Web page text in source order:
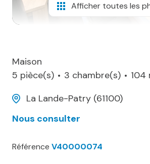
Afficher toutes les
Maison
5 pièce(s)
3 chambre(s)
104
La Lande-Patry (61100)
Nous consulter
Référence V40000074